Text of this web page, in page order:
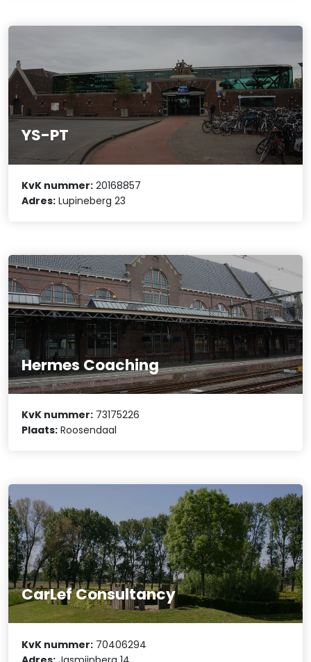
YS-PT
KvK nummer: 20168857
Adres: Lupineberg 23
Hermes Coaching
KvK nummer: 73175226
Plaats: Roosendaal
CarLef Consultancy
KvK nummer: 70406294